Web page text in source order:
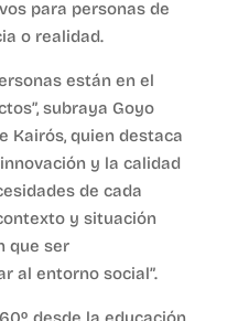
para personas de
o realidad.
están en el
subraya Goyo
Kairós, quien destaca
y la calidad
de cada
y situación
que ser
al entorno social”.